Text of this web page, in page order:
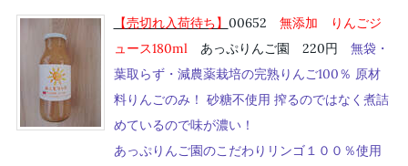
【売切れ入荷待ち】 00652 無添加 りんごジ
ュース180ml あっぷりんご園 220円 無袋・
葉取らず・減農薬栽培の完熟りんご100％ 原材
料りんごのみ！ 砂糖不使用 搾るのではなく煮詰
めているので味が濃い！
あっぷりんご園のこだわりリンゴ１００％使用